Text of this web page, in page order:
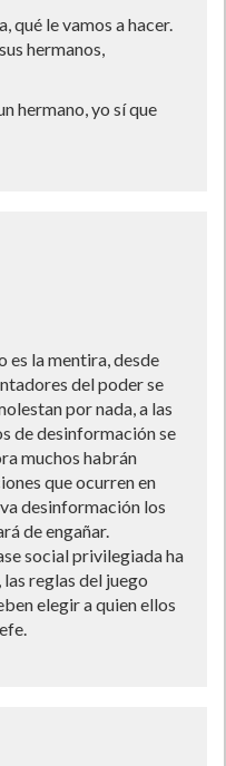
qué le vamos a hacer.
hermanos,
hermano, yo sí­ que
es la mentira, desde
del poder se
por nada, a las
de desinformación se
muchos habrán
que ocurren en
desinformación los
de engañar.
social privilegiada ha
reglas del juego
elegir a quien ellos